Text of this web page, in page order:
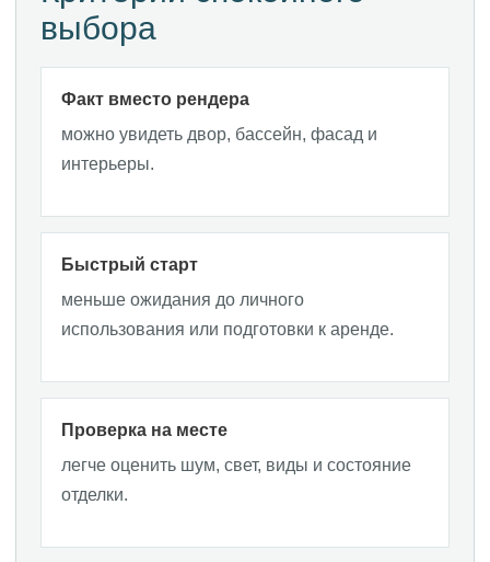
выбора
Факт вместо рендера
можно увидеть двор, бассейн, фасад и
интерьеры.
Быстрый старт
меньше ожидания до личного
использования или подготовки к аренде.
Проверка на месте
легче оценить шум, свет, виды и состояние
отделки.